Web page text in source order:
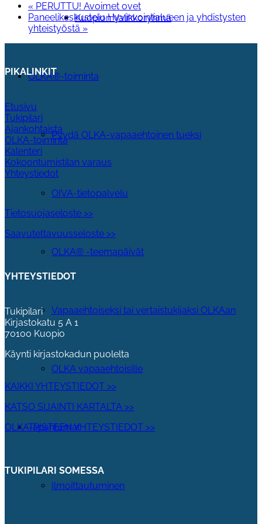
Kuopion Valikkoryhmä
OLKA®-toiminta
Pyydä OLKA-vapaaehtoinen tueksi
OIVA-tietopalvelu
OLKA® -teemapäivät
Vapaaehtoiseksi tai vertaistukijaksi OLKAan
OLKA vapaaehtoisille
Tapahtumat
Ilmoittautuminen
« PERUTTU! Avoimet ovet
Paneelikeskustelu Hyvinvointialueen ja yhdistysten
yhteistyöstä »
PIKALINKIT
Etusivu
Tukipilari
Ajankohtaista
OLKA-toiminta
Kalenteri
Kokoontumistilan varaus
Yhteystiedot
Tietosuojaseloste >>
Saavutettavuusseloste >>
YHTEYSTIEDOT
Tukipilari
Kirjastokatu 5 A 1
70100 Kuopio
Käynti kirjastokadun puolelta
KAIKKI YHTEYSTIEDOT >>
KATSO SIJAINTI KARTALTA >>
OLKA-PISTEEN YHTEYSTIEDOT >>
TUKIPILARI SOMESSA